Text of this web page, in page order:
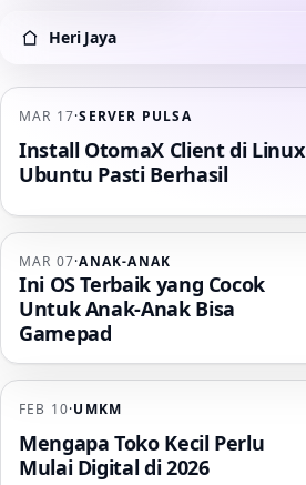
Heri Jaya
Heri Jaya
MAR 17·SERVER PULSA
Install OtomaX Client di Linux
Ubuntu Pasti Berhasil
MAR 07·ANAK-ANAK
Ini OS Terbaik yang Cocok
Untuk Anak-Anak Bisa
Gamepad
FEB 10·UMKM
Mengapa Toko Kecil Perlu
Mulai Digital di 2026